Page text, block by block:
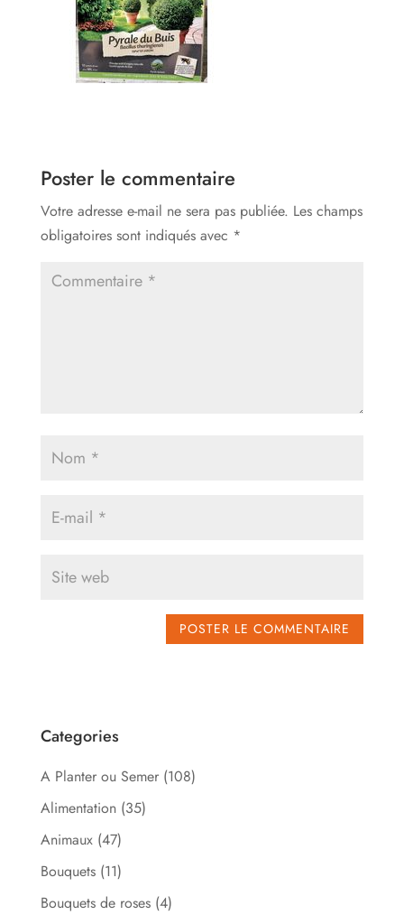
Poster le commentaire
Votre adresse e-mail ne sera pas publiée. Les champs
obligatoires sont indiqués avec *
Categories
A Planter ou Semer (108)
Alimentation (35)
Animaux (47)
Bouquets (11)
Bouquets de roses (4)